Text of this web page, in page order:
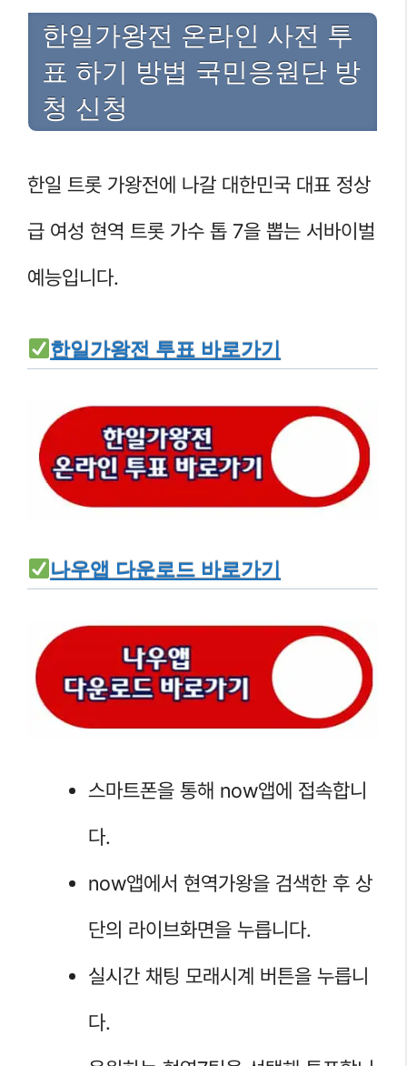
한일가왕전 온라인 사전 투
표 하기 방법 국민응원단 방
청 신청
한일 트롯 가왕전에 나갈 대한민국 대표 정상
급 여성 현역 트롯 가수 톱 7을 뽑는 서바이벌
예능입니다.
한일가왕전 투표 바로가기
나우앱 다운로드 바로가기
스마트폰을 통해 now앱에 접속합니
다.
now앱에서 현역가왕을 검색한 후 상
단의 라이브화면을 누릅니다.
실시간 채팅 모래시계 버튼을 누릅니
다.